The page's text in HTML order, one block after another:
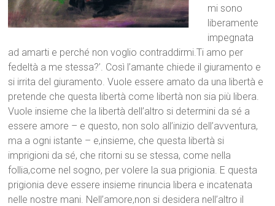
mi sono
liberamente
impegnata
ad amarti e perché non voglio contraddirmi.Ti amo per
fedeltà a me stessa?’. Così l’amante chiede il giuramento e
si irrita del giuramento. Vuole essere amato da una libertà e
pretende che questa libertà come libertà non sia più libera.
Vuole insieme che la libertà dell’altro si determini da sé a
essere amore – e questo, non solo all’inizio dell’avventura,
ma a ogni istante – e,insieme, che questa libertà si
imprigioni da sé, che ritorni su se stessa, come nella
follia,come nel sogno, per volere la sua prigionia. E questa
prigionia deve essere insieme rinuncia libera e incatenata
nelle nostre mani. Nell’amore,non si desidera nell’altro il